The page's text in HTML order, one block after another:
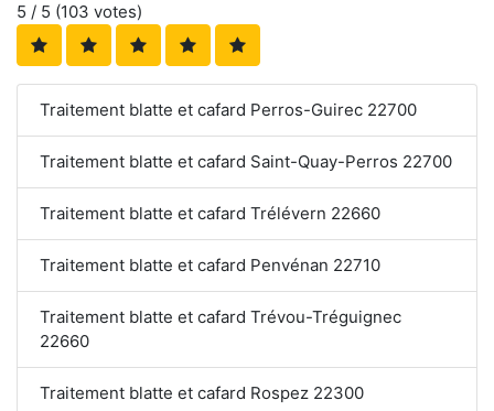
5 / 5 (103 votes)
Traitement blatte et cafard Perros-Guirec 22700
Traitement blatte et cafard Saint-Quay-Perros 22700
Traitement blatte et cafard Trélévern 22660
Traitement blatte et cafard Penvénan 22710
Traitement blatte et cafard Trévou-Tréguignec
22660
Traitement blatte et cafard Rospez 22300